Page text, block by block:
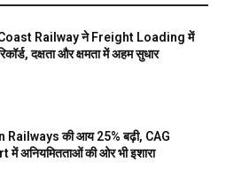
Railway ने Freight Loading में
दक्षता और क्षमता में अहम सुधार
Railways की आय 25% बढ़ी, CAG
में अनियमितताओं की ओर भी इशारा